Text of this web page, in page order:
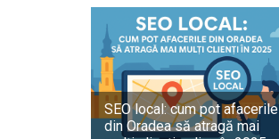
SEO local: cum pot afacerile
din Oradea să atragă mai